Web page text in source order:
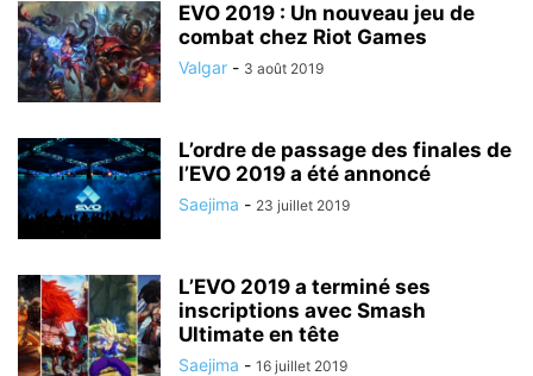
EVO 2019 : Un nouveau jeu de
combat chez Riot Games
Valgar - 3 août 2019
L’ordre de passage des finales de
l’EVO 2019 a été annoncé
Saejima - 23 juillet 2019
L’EVO 2019 a terminé ses
inscriptions avec Smash
Ultimate en tête
Saejima - 16 juillet 2019